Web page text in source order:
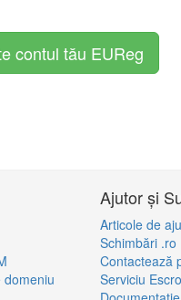
contul tău EUReg
domeniu
Ajutor și
Articole de
Schimbări .ro
Contactează
Serviciu